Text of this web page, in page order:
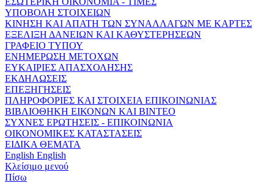
ΥΠΟΒΟΛΗ ΣΤΟΙΧΕΙΩΝ
ΚΙΝΗΣΗ ΚΑΙ ΑΠΑΤΗ ΤΩΝ ΣΥΝΑΛΛΑΓΩΝ ΜΕ ΚΑΡΤΕΣ
ΕΞΕΛΙΞΗ ΔΑΝΕΙΩΝ ΚΑΙ ΚΑΘΥΣΤΕΡΗΣΕΩΝ
ΓΡΑΦΕΙΟ ΤΥΠΟΥ
ΕΝΗΜΕΡΩΣΗ ΜΕΤΟΧΩΝ
ΕΥΚΑΙΡΙΕΣ ΑΠΑΣΧΟΛΗΣΗΣ
ΕΚΔΗΛΩΣΕΙΣ
ΕΠΕΞΗΓΗΣΕΙΣ
ΠΛΗΡΟΦΟΡΙΕΣ ΚΑΙ ΣΤΟΙΧΕΙΑ ΕΠΙΚΟΙΝΩΝΙΑΣ
ΒΙΒΛΙΟΘΗΚΗ ΕΙΚΟΝΩΝ ΚΑΙ ΒΙΝΤΕΟ
ΣΥΧΝΕΣ ΕΡΩΤΗΣΕΙΣ - ΕΠΙΚΟΙΝΩΝΙΑ
ΟΙΚΟΝΟΜΙΚΕΣ ΚΑΤΑΣΤΑΣΕΙΣ
ΕΙΔΙΚΑ ΘΕΜΑΤΑ
English English
Κλείσιμο μενού
Πίσω